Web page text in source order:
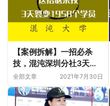
【案例拆解】一招必杀
技，混沌深圳分社3天裂
变1958个线上学员
全部文章 2021年7月30日